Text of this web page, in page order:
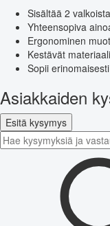
Sisältää 2
Yhteensopiva
Ergonominen
Kestävät
Sopii
Asiakkaiden
Esitä kysymys